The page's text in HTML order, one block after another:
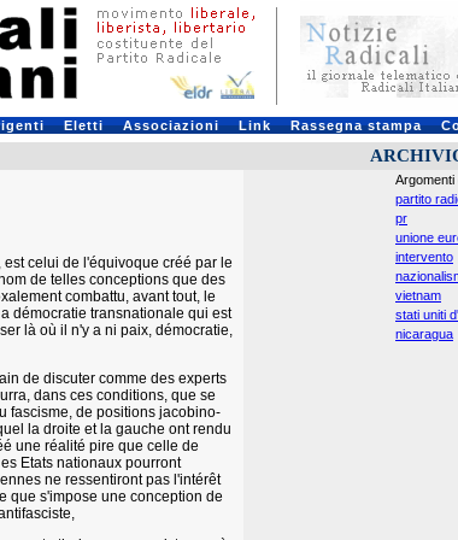
Eletti Associazioni Link Rassegna stampa
celui de l'équivoque créé par le
de telles conceptions que des
combattu, avant tout, le
démocratie transnationale qui est
là où il n'y a ni paix, démocratie,
de discuter comme des experts
dans ces conditions, que se
fascisme, de positions jacobino-
la droite et la gauche ont rendu
une réalité pire que celle de
Etats nationaux pourront
ne ressentiront pas l'intérêt
que s'impose une conception de
Argomenti
partito
pr
unione
intervento
vietnam
stati uniti
nicaragua